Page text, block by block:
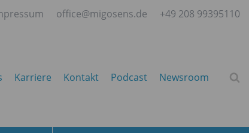
office@migosens.de +49 208 99395110
Karriere Kontakt Podcast Newsroom